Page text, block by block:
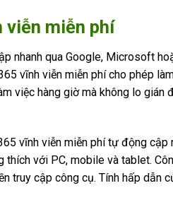
miễn phí
nhanh qua Google, Microsoft
vĩnh viễn miễn phí cho phép
việc hàng giờ mà không lo gián
vĩnh viễn miễn phí tự động cập
thích với PC, mobile và tablet.
truy cập công cụ. Tính hấp dẫn